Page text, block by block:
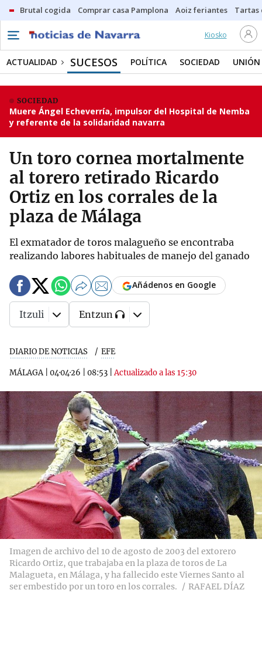
Brutal cogida Comprar casa Pamplona Aoiz feriantes Tartas
Kiosko
ACTUALIDAD SUCESOS POLÍTICA SOCIEDAD UNIÓN
SOCIEDAD
Muere Ángel Echeverría, impulsor del Hospital de Nemba
y referente de la solidaridad navarra
Un toro cornea mortalmente
al torero retirado Ricardo
Ortiz en los corrales de la
plaza de Málaga
El exmatador de toros malagueño se encontraba
realizando labores habituales de manejo del ganado
DIARIO DE NOTICIAS EFE
MÁLAGA| 04·04·26 08:53 |Actualizado a las 15:30
Añádenos en Google
Itzuli Entzun
Imagen de archivo del 10 de agosto de 2003 del extorero
Ricardo Ortiz, que trabajaba en la plaza de toros de La
Malagueta, en Málaga, y ha fallecido este Viernes Santo al
ser embestido por un toro en los corrales.
RAFAEL DÍAZ